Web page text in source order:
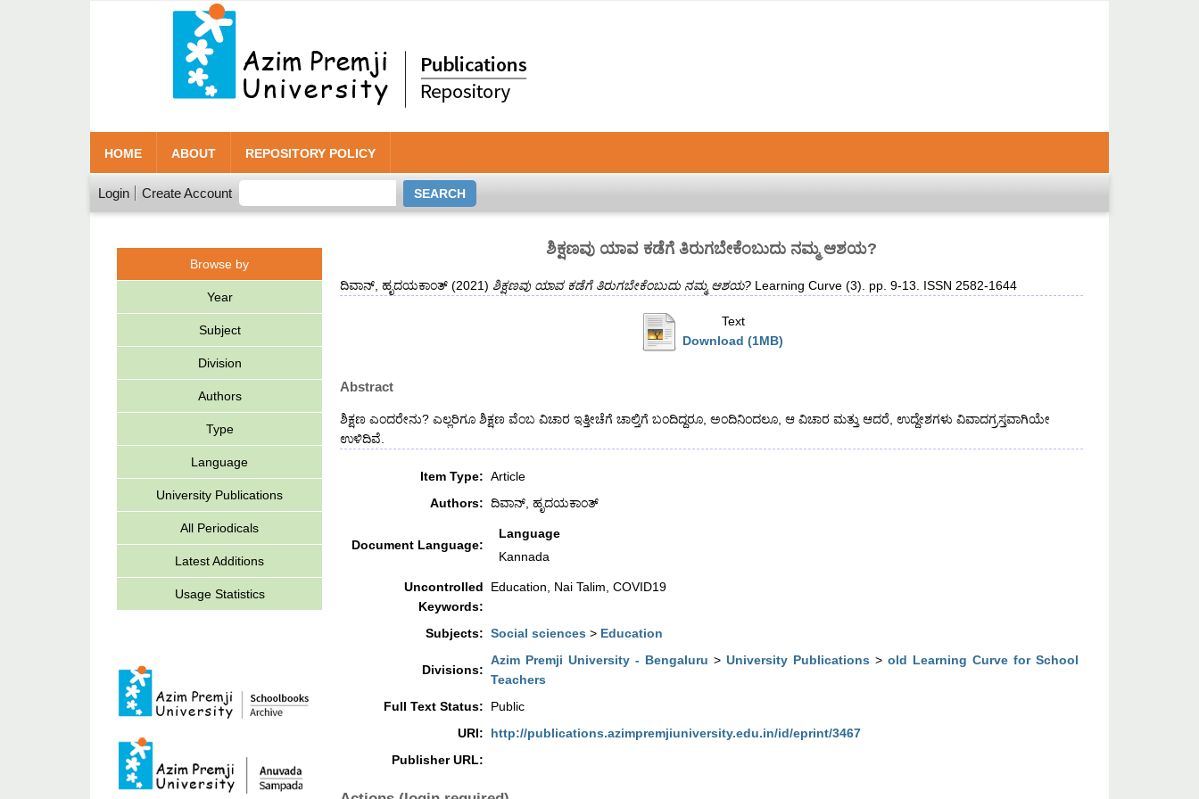
HOME ABOUT REPOSITORY POLICY
Login Create Account
Browse by
Year
Subject
Division
Authors
Type
Language
University Publications
All Periodicals
Latest Additions
Usage Statistics
ಶಿಕ್ಷಣವು ಯಾವ ಕಡೆಗೆ ತಿರುಗಬೇಕೆಂಬುದು ನಮ್ಮ ಆಶಯ?
ದಿವಾನ್, ಹೃದಯಕಾಂತ್ (2021) ಶಿಕ್ಷಣವು ಯಾವ ಕಡೆಗೆ ತಿರುಗಬೇಕೆಂಬುದು ನಮ್ಮ ಆಶಯ? Learning Curve (3). pp. 9-13. ISSN 2582-1644
Text
Download (1MB)
Abstract
ಶಿಕ್ಷಣ ಎಂದರೇನು? ಎಲ್ಲರಿಗೂ ಶಿಕ್ಷಣ ವೆಂಬ ವಿಚಾರ ಇತ್ತೀಚೆಗೆ ಚಾಲ್ತಿಗೆ ಬಂದಿದ್ದರೂ, ಅಂದಿನಿಂದಲೂ, ಆ ವಿಚಾರ ಮತ್ತು ಆದರೆ, ಉದ್ದೇಶಗಳು ವಿವಾದಗ್ರಸ್ತವಾಗಿಯೇ
ಉಳಿದಿವೆ.
Item Type: Article
Authors: ದಿವಾನ್, ಹೃದಯಕಾಂತ್
Document Language:
Language
Kannada
Uncontrolled
Keywords:
Education, Nai Talim, COVID19
Subjects: Social sciences > Education
Divisions:
Azim Premji University - Bengaluru > University Publications > old Learning Curve for School
Teachers
Full Text Status:
Public
URI:
http://publications.azimpremjiuniversity.edu.in/id/eprint/3467
Publisher URL: